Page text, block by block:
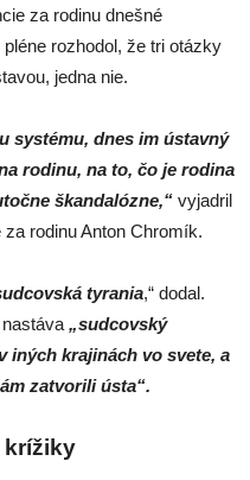
za rodinu dnešné
rozhodol, že tri otázky
jedna nie.
systému, dnes im ústavný
rodinu, na to, čo je rodina
škandalózne,“ vyjadril
rodinu Anton Chromík.
tyrania,“ dodal.
„sudcovský
iných krajinách vo svete, a
zatvorili ústa“.
krížiky